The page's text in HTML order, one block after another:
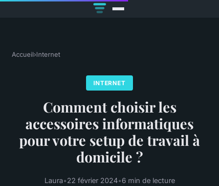
Accueil›Internet
INTERNET
Comment choisir les
accessoires informatiques
pour votre setup de travail à
domicile ?
Laura•22 février 2024•6 min de lecture